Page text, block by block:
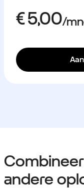
andere